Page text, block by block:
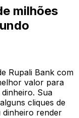
milhões
Rupali Bank com
valor para
Sua
cliques de
render